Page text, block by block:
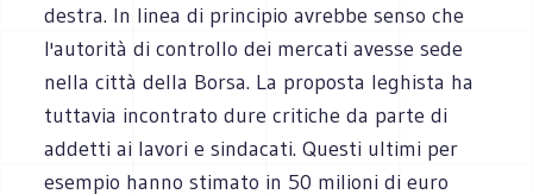
destra. In linea di principio avrebbe senso che
l'autorità di controllo dei mercati avesse sede
nella città della Borsa. La proposta leghista ha
tuttavia incontrato dure critiche da parte di
addetti ai lavori e sindacati. Questi ultimi per
esempio hanno stimato in 50 milioni di euro